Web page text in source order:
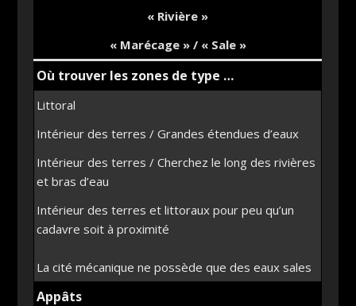
« Rivière »
« Marécage » / « Sale »
Où trouver les zones de type …
Littoral
Intérieur des terres / Grandes étendues d’eaux
Intérieur des terres / Cherchez le long des rivières
et bras d’eau
Intérieur des terres et littoraux pour peu qu’un
cadavre soit à proximité
La cité mécanique ne possède que des eaux sales
Appâts